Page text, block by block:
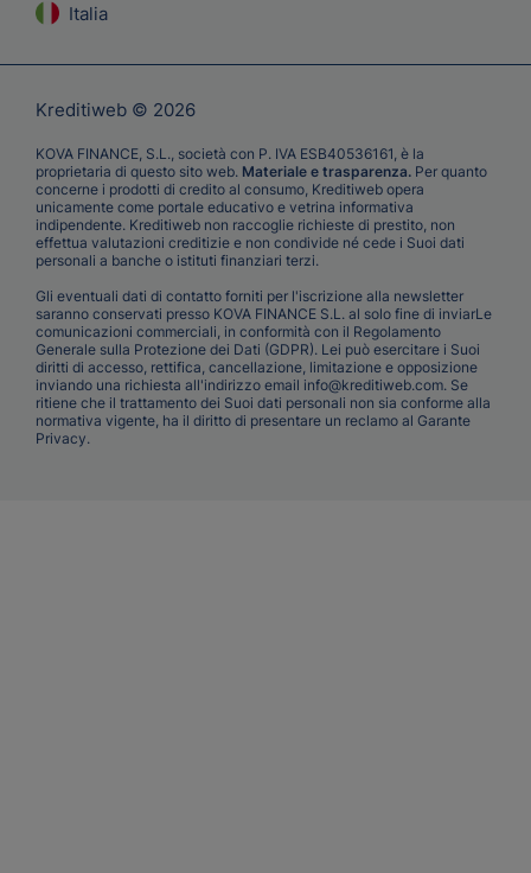
Italia
Kreditiweb © 2026
KOVA FINANCE, S.L., società con P. IVA ESB40536161, è la
proprietaria di questo sito web. Materiale e trasparenza. Per quanto
concerne i prodotti di credito al consumo, Kreditiweb opera
unicamente come portale educativo e vetrina informativa
indipendente. Kreditiweb non raccoglie richieste di prestito, non
effettua valutazioni creditizie e non condivide né cede i Suoi dati
personali a banche o istituti finanziari terzi.
Gli eventuali dati di contatto forniti per l'iscrizione alla newsletter
saranno conservati presso KOVA FINANCE S.L. al solo fine di inviarLe
comunicazioni commerciali, in conformità con il Regolamento
Generale sulla Protezione dei Dati (GDPR). Lei può esercitare i Suoi
diritti di accesso, rettifica, cancellazione, limitazione e opposizione
inviando una richiesta all'indirizzo email info@kreditiweb.com. Se
ritiene che il trattamento dei Suoi dati personali non sia conforme alla
normativa vigente, ha il diritto di presentare un reclamo al Garante
Privacy.